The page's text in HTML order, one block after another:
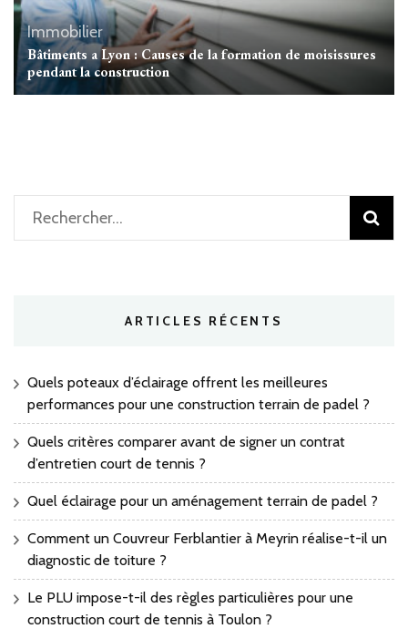
Immobilier
Bâtiments a Lyon : Causes de la formation de moisissures
pendant la construction
Rechercher :
ARTICLES RÉCENTS
Quels poteaux d’éclairage offrent les meilleures
performances pour une construction terrain de padel ?
Quels critères comparer avant de signer un contrat
d’entretien court de tennis ?
Quel éclairage pour un aménagement terrain de padel ?
Comment un Couvreur Ferblantier à Meyrin réalise-t-il un
diagnostic de toiture ?
Le PLU impose-t-il des règles particulières pour une
construction court de tennis à Toulon ?